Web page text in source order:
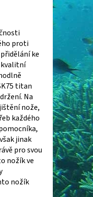
proti
ke
kvalitní
titan
Na
nože,
každého
jinak
pro svou
nožík ve
nožík